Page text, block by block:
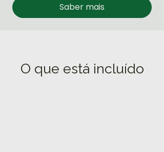
Saber mais
O que está incluído